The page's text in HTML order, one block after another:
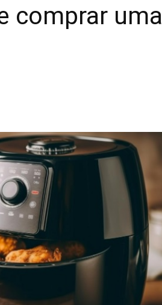
comprar uma